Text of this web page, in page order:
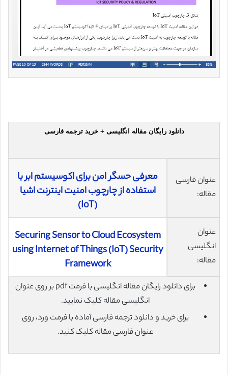
دانلود رایگان مقاله انگلیسی + خرید ترجمه فارسی
عنوان فارسی
مقاله:
معرفی حسگر امن برای اکوسیستم ابر با
استفاده از چارچوب امنیت اینترنت اشیا
(IoT)
عنوان
انگلیسی
مقاله:
Securing Sensor to Cloud Ecosystem
using Internet of Things (IoT) Security
Framework
برای دانلود رایگان مقاله انگلیسی با فرمت pdf بر روی عنوان
انگلیسی مقاله کلیک نمایید.
برای خرید و دانلود ترجمه فارسی آماده با فرمت ورد، روی
عنوان فارسی مقاله کلیک کنید.